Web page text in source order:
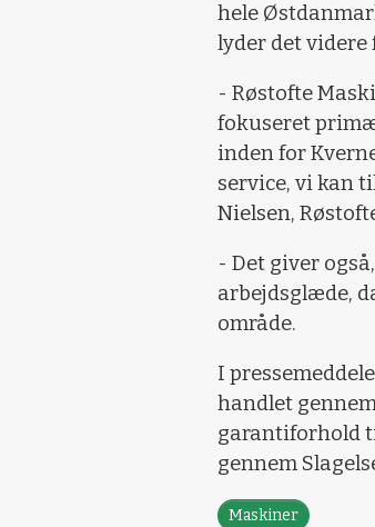
hele
lyder det videre
- Røstofte
fokuseret
inden for
service, vi kan
Nielsen,
- Det giver
arbejdsglæde,
område.
I
handlet
garantiforhold
gennem
Maskiner